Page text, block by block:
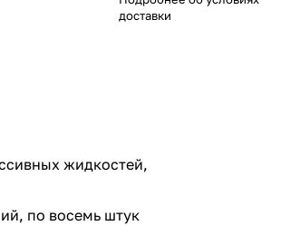
доставки
жидкостей,
по восемь штук